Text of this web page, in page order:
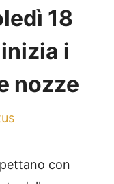
18
i
nozze
con